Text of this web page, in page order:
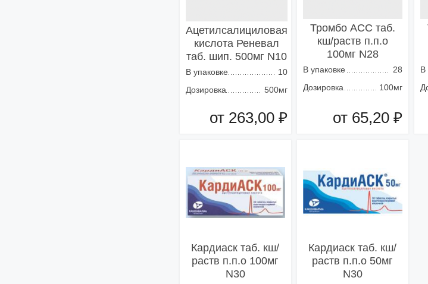
Ацетилсалициловая
кислота Реневал
таб. шип. 500мг N10
В упаковке
10
Дозировка
500мг
от 263,00 ₽
Тромбо АСС таб.
кш/раств п.п.о
100мг N28
В упаковке
28
Дозировка
100мг
от 65,20 ₽
В
Кардиаск таб. кш/
раств п.п.о 100мг
N30
Кардиаск таб. кш/
раств п.п.о 50мг
N30